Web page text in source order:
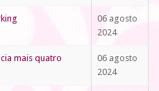
06 agosto
2024
mais quatro
06 agosto
2024